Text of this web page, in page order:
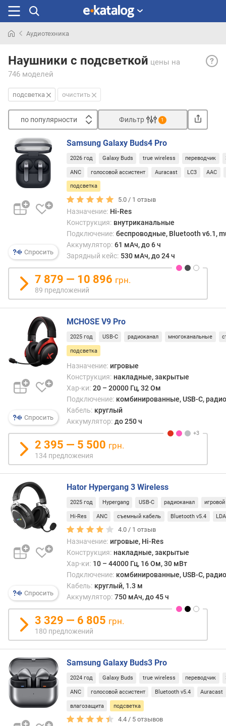
раньше
Аудиотехника
Наушники с подсветкой цены на
746 моделей
такой
от
RGB-
на
Это
подсветка очистить
по популярности
п
о
п
о
у
л
о
с
т
и
о
д
е
ш
е
ы
х
д
о
р
о
г
и
т
д
о
о
г
к
д
ш
в
ы
м
п
о
о
т
Фильтр 1
Спросить
Samsung Galaxy Buds4 Pro
2026 год Galaxy Buds true wireless переводчик
ANC голосовой ассистент Auracast LC3 AAC
подсветка
5.0 / 1 отзыв
Назначение: Hi-Res
Конструкция: внутриканальные
Подключение: беспроводные, Bluetooth v6.1,
Аккумулятор: 61 мАч, до 6 ч
Зарядный кейс: 530 мАч, до 24 ч
7 879 — 10 896 грн.
89 предложений
Спросить
MCHOSE V9 Pro
2025 год USB-C радиоканал многоканальные
подсветка
Назначение: игровые
Конструкция: накладные, закрытые
Хар-ки: 20 – 20000 Гц, 32 Ом
Подключение: комбинированные, USB-C,
Кабель: круглый
Аккумулятор: до 250 ч
2 395 — 5 500 грн.
134 предложения
Спросить
Hator Hypergang 3 Wireless
2025 год Hypergang USB-C радиоканал
Hi-Res ANC съемный кабель Bluetooth v5.4
4.0 / 1 отзыв
Назначение: игровые, Hi-Res
Конструкция: накладные, закрытые
Хар-ки: 10 – 44000 Гц, 16 Ом, 30 мВт
Подключение: комбинированные, USB-C,
Кабель: круглый, 1.3 м
Аккумулятор: 750 мАч, до 45 ч
3 329 — 6 805 грн.
180 предложений
Samsung Galaxy Buds3 Pro
2024 год Galaxy Buds true wireless переводчик
ANC голосовой ассистент Bluetooth v5.4 Auracast
влагозащита подсветка
4.4 / 5 отзывов